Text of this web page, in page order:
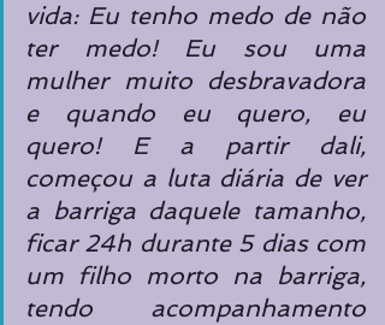
vida: Eu tenho medo de não
ter medo! Eu sou uma
mulher muito desbravadora
e quando eu quero, eu
quero! E a partir dali,
começou a luta diária de ver
a barriga daquele tamanho,
ficar 24h durante 5 dias com
um filho morto na barriga,
tendo acompanhamento